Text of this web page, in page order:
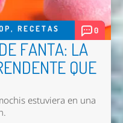
, RECETAS 0
FANTA: LA
QUE
estuviera en una